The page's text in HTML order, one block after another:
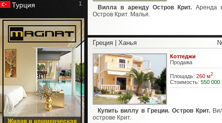
Турция 1
Вилла в аренду Остров Крит. Аренда
Остров Крит. Малья.
Греция | Ханья
Коттеджи
Продажа
Площадь: 260 м2
Стоимость: 550 000
Купить виллу в Греции. Остров Крит.
острове Крит.